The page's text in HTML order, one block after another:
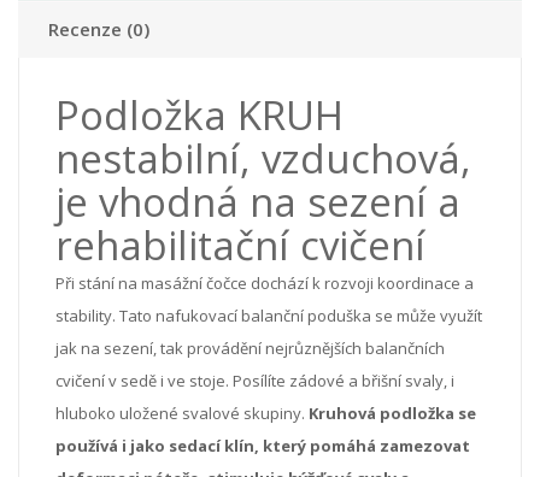
Recenze (0)
Podložka KRUH
nestabilní, vzduchová,
je vhodná na sezení a
rehabilitační cvičení
Při stání na masážní čočce dochází k rozvoji koordinace a
stability. Tato nafukovací balanční poduška se může využít
jak na sezení, tak provádění nejrůznějších balančních
cvičení v sedě i ve stoje. Posílíte zádové a břišní svaly, i
hluboko uložené svalové skupiny. Kruhová podložka se
používá i jako sedací klín, který pomáhá zamezovat